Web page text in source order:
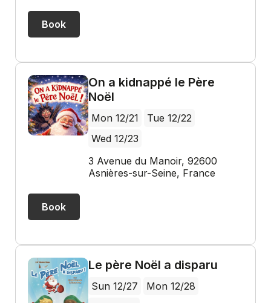
Book
On a kidnappé le Père
Noël
Mon 12/21
Tue 12/22
Wed 12/23
3 Avenue du Manoir, 92600
Asnières-sur-Seine, France
Book
Le père Noël a disparu
Sun 12/27
Mon 12/28